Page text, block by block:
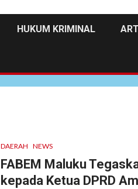
HUKUM KRIMINAL
DAERAH NEWS
FABEM Maluku
kepada Ketua DPRD